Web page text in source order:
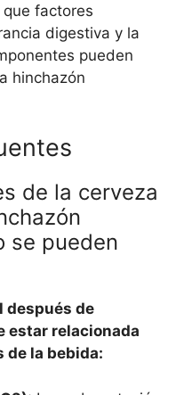
factores
digestiva y la
pueden
hinchazón
de la cerveza
se pueden
después de
estar relacionada
de la bebida: